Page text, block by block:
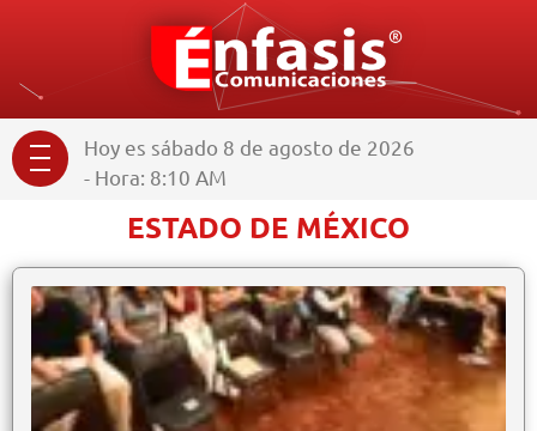
Hoy es sábado 8 de agosto de 2026
- Hora: 8:10 AM
ESTADO DE MÉXICO